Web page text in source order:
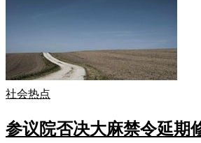
社会热点
参议院否决大麻禁令延期